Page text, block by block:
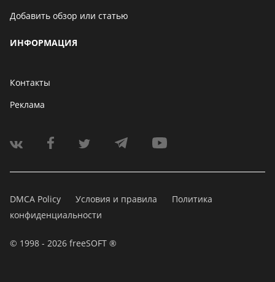
Добавить обзор или статью
ИНФОРМАЦИЯ
Контакты
Реклама
DMCA Policy Условия и правила
Политика
конфиденциальности
© 1998 - 2026 freeSOFT ®